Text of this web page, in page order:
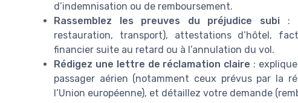
d’indemnisation ou de remboursement.
Rassemblez les preuves du préjudice subi :
restauration, transport), attestations d’hôtel,
financier suite au retard ou à l’annulation du vol.
Rédigez une lettre de réclamation claire :
passager aérien (notamment ceux prévus par la
l’Union européenne), et détaillez votre demande